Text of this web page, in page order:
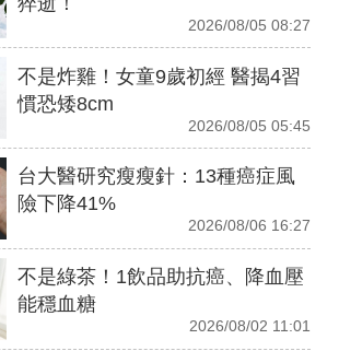
2026/08/05 08:27
不是炸雞！女童9歲初經 醫揭4習
慣恐矮8cm
2026/08/05 05:45
台大醫研究瘦瘦針：13種癌症風
險下降41%
2026/08/06 16:27
不是綠茶！1飲品助抗癌、降血壓
能穩血糖
2026/08/02 11:01